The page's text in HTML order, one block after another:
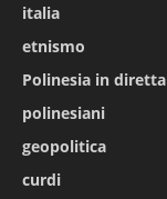
italia
etnismo
Polinesia in diretta
polinesiani
geopolitica
curdi